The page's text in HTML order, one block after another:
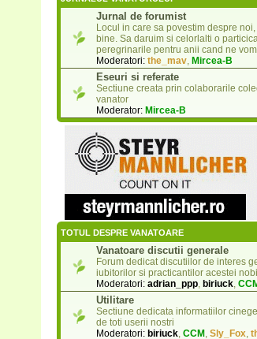
Jurnal de forumist
Locul in care sa povestim despre
bine. Sa daruim si celorlalti o
peregrinarile pentru anii cand ne
Moderatori: the_mav, Mircea-B
Eseuri si referate
Sectiune creata prin colaborarile
vanator
Moderator: Mircea-B
TOTUL DESPRE VANATOARE
Vanatoare discutii generale
Forum dedicat discutiilor de interes
iubitorilor si practicantilor acestei
Moderatori: adrian_ppp, biriuck,
Utilitare
Sectiune dedicata informatiilor
de toti userii nostri
Moderatori: biriuck, CCM , Sly_Fox,